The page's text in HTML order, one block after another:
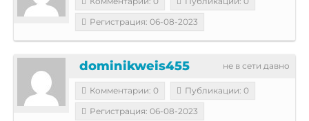
Регистрация: 06-08-2023
не в сети давно
dominikweis455
Комментарии: 0
Публикации: 0
Регистрация: 06-08-2023